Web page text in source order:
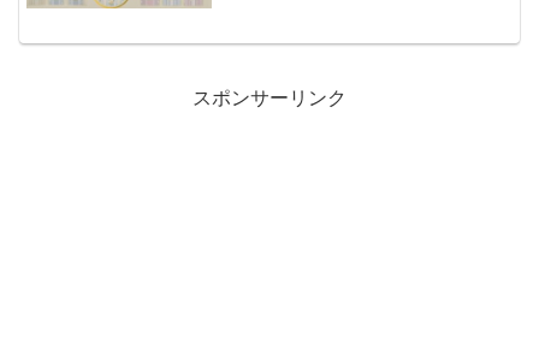
スポンサーリンク